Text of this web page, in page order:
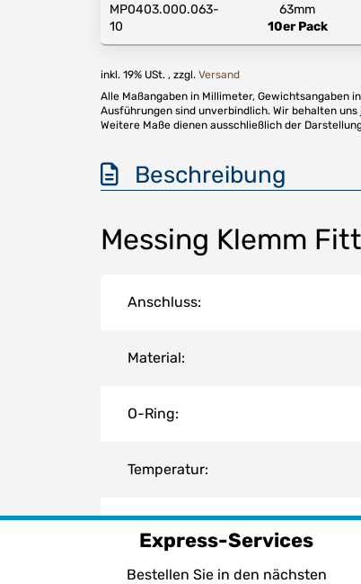
MP0403.000.063-
10
63mm
10er Pack
inkl. 19% USt. , zzgl. Versand
Alle Maßangaben in Millimeter, Gewichtsangaben
Ausführungen sind unverbindlich. Wir behalten
Weitere Maße dienen ausschließlich der
Beschreibung
Messing Klemm
Anschluss:
Material:
O-Ring:
Temperatur:
Arbeitsdruck (PN):
Express-Services
Bestellen Sie in den nächsten